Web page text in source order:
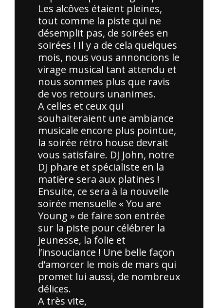
Les alcôves étaient pleines,
tout comme la piste qui ne
désemplit pas, de soirées en
soirées ! Il y a de cela quelques
mois, nous vous annoncions le
virage musical tant attendu et
nous sommes plus que ravis
de vos retours unanimes.
A celles et ceux qui
souhaiteraient une ambiance
musicale encore plus pointue,
la soirée rétro house devrait
vous satisfaire. DJ John, notre
DJ phare et spécialiste en la
matière sera aux platines !
Ensuite, ce sera à la nouvelle
soirée mensuelle « You are
Young » de faire son entrée
sur la piste pour célébrer la
jeunesse, la folie et
l’insouciance ! Une belle façon
d’amorcer le mois de mars qui
promet lui aussi, de nombreux
délices.
A très vite,